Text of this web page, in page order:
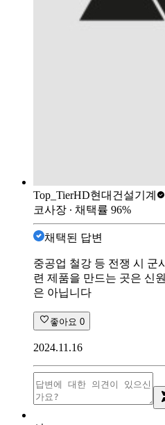
Top_TierHD현대건설기계
코사장 ∙ 채택률 96%
채택된 답변
중공업 철강 등 전쟁 시 군
련 제품을 만드는 곳은 신
은 아닙니다
좋아요 0
2024.11.16